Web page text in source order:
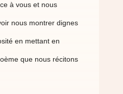
à vous et nous
nous montrer dignes
en mettant en
que nous récitons